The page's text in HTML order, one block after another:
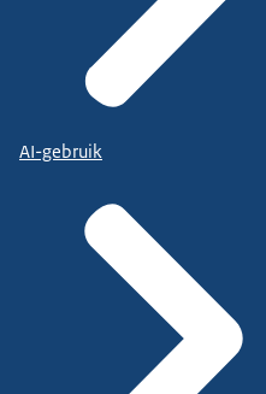
AI-gebruik